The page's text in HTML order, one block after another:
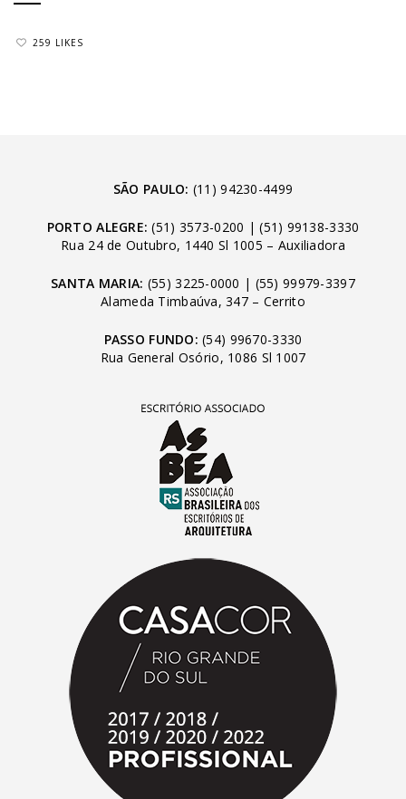
259 LIKES
SÃO PAULO: (11) 94230-4499
PORTO ALEGRE: (51) 3573-0200 |(51) 99138-3330
Rua 24 de Outubro, 1440 Sl 1005 – Auxiliadora
SANTA MARIA: (55) 3225-0000 | (55) 99979-3397
Alameda Timbaúva, 347 – Cerrito
PASSO FUNDO: (54) 99670-3330
Rua General Osório, 1086 Sl 1007